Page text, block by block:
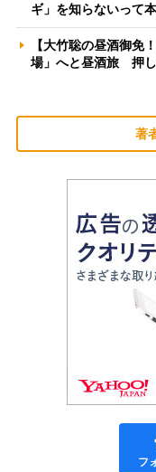
ギ」を知らないっ
【大竹聡の昼酒御免
場」へと昼酒旅 押
著
フ